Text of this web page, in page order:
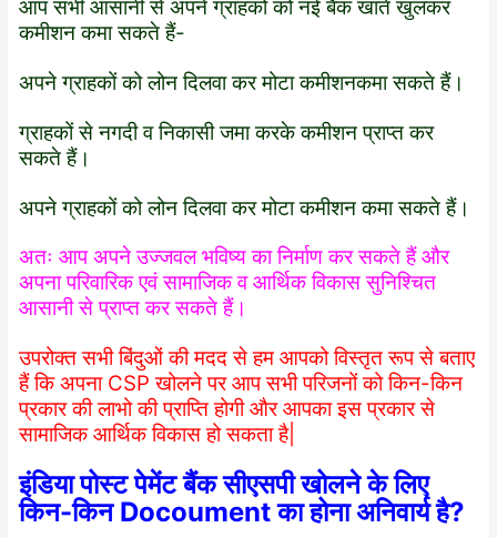
आप सभी आसानी से अपने ग्राहकों को नई बैंक खाते खुलकर
कमीशन कमा सकते हैं-
अपने ग्राहकों को लोन दिलवा कर मोटा कमीशनकमा सकते हैं।
ग्राहकों से नगदी व निकासी जमा करके कमीशन प्राप्त कर
सकते हैं।
अपने ग्राहकों को लोन दिलवा कर मोटा कमीशन कमा सकते हैं।
अतः आप अपने उज्जवल भविष्य का निर्माण कर सकते हैं और
अपना परिवारिक एवं सामाजिक व आर्थिक विकास सुनिश्चित
आसानी से प्राप्त कर सकते हैं।
उपरोक्त सभी बिंदुओं की मदद से हम आपको विस्तृत रूप से बताए
हैं कि अपना CSP खोलने पर आप सभी परिजनों को किन-किन
प्रकार की लाभो की प्राप्ति होगी और आपका इस प्रकार से
सामाजिक आर्थिक विकास हो सकता है|
इंडिया पोस्ट पेमेंट बैंक सीएसपी खोलने के लिए
किन-किन Docoument का होना अनिवार्य है?